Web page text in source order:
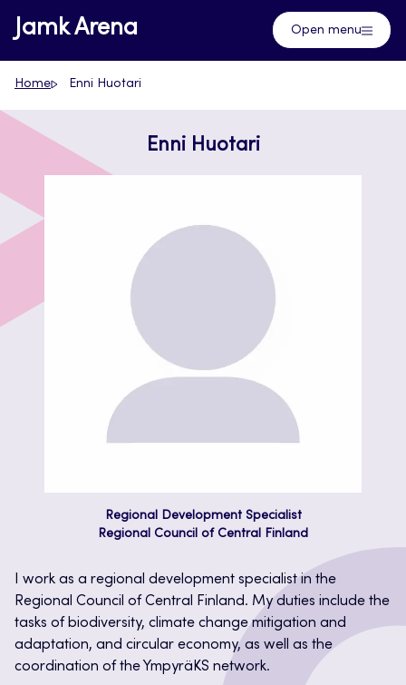
Skip
to
content
Jamk Arena Open menu
Home Enni Huotari
Enni Huotari
Regional Development Specialist
Regional Council of Central Finland
I work as a regional development specialist in the
Regional Council of Central Finland. My duties include the
tasks of biodiversity, climate change mitigation and
adaptation, and circular economy, as well as the
coordination of the YmpyräKS network.